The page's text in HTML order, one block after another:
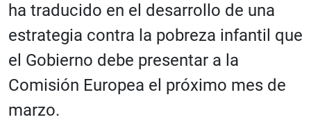
ha traducido en el desarrollo de una
estrategia contra la pobreza infantil que
el Gobierno debe presentar a la
Comisión Europea el próximo mes de
marzo.